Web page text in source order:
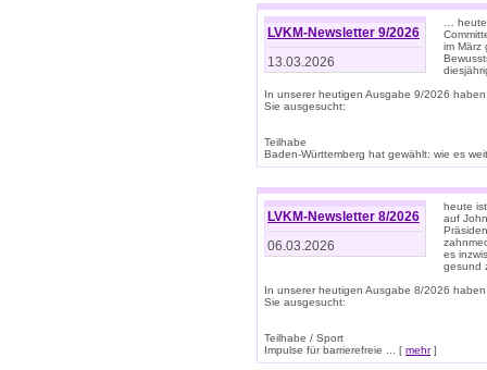
LVKM-Newsletter 9/2026
13.03.2026
…
im März
In unserer heutigen Ausgabe 9/2026
Sie ausgesucht:
Teilhabe
Baden-Württemberg hat gewählt: wie es
LVKM-Newsletter 8/2026
06.03.2026
heute
auf
es
gesund
In unserer heutigen Ausgabe 8/2026
Sie ausgesucht:
Teilhabe / Sport
Impulse für barrierefreie ... [ mehr]